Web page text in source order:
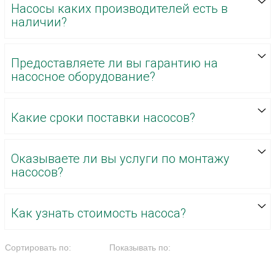
Насосы каких производителей есть в
наличии?
Предоставляете ли вы гарантию на
насосное оборудование?
Какие сроки поставки насосов?
Оказываете ли вы услуги по монтажу
насосов?
Как узнать стоимость насоса?
Сортировать по: Показывать по: